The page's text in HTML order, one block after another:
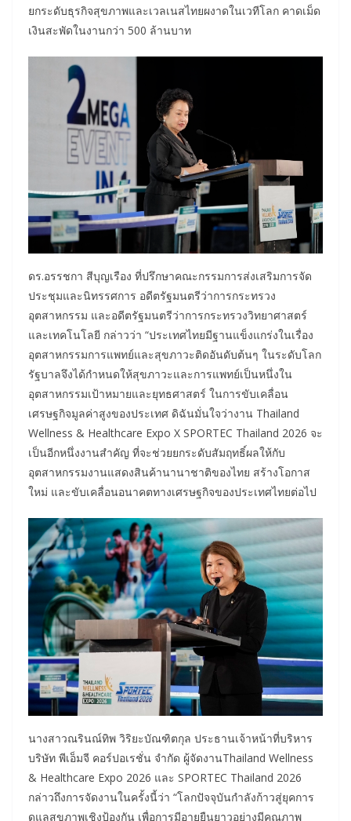
ยกระดับธุรกิจสุขภาพและเวลเนสไทยผงาดในเวทีโลก คาดเม็ด
เงินสะพัดในงานกว่า 500 ล้านบาท
ดร.อรรชกา สีบุญเรือง ที่ปรึกษาคณะกรรมการส่งเสริมการจัด
ประชุมและนิทรรศการ อดีตรัฐมนตรีว่าการกระทรวง
อุตสาหกรรม และอดีตรัฐมนตรีว่าการกระทรวงวิทยาศาสตร์
และเทคโนโลยี กล่าวว่า “ประเทศไทยมีฐานแข็งแกร่งในเรื่อง
อุตสาหกรรมการแพทย์และสุขภาวะติดอันดับต้นๆ ในระดับโลก
รัฐบาลจึงได้กำหนดให้สุขภาวะและการแพทย์เป็นหนึ่งใน
อุตสาหกรรมเป้าหมายและยุทธศาสตร์ ในการขับเคลื่อน
เศรษฐกิจมูลค่าสูงของประเทศ ดิฉันมั่นใจว่างาน Thailand
Wellness & Healthcare Expo X SPORTEC Thailand 2026 จะ
เป็นอีกหนึ่งงานสำคัญ ที่จะช่วยยกระดับสัมฤทธิ์ผลให้กับ
อุตสาหกรรมงานแสดงสินค้านานาชาติของไทย สร้างโอกาส
ใหม่ และขับเคลื่อนอนาคตทางเศรษฐกิจของประเทศไทยต่อไป
นางสาวณรินณ์ทิพ วิริยะบัณฑิตกุล ประธานเจ้าหน้าที่บริหาร
บริษัท พีเอ็มจี คอร์ปอเรชั่น จำกัด ผู้จัดงานThailand Wellness
& Healthcare Expo 2026 และ SPORTEC Thailand 2026
กล่าวถึงการจัดงานในครั้งนี้ว่า “โลกปัจจุบันกำลังก้าวสู่ยุคการ
ดูแลสุขภาพเชิงป้องกัน เพื่อการมีอายุยืนยาวอย่างมีคุณภาพ